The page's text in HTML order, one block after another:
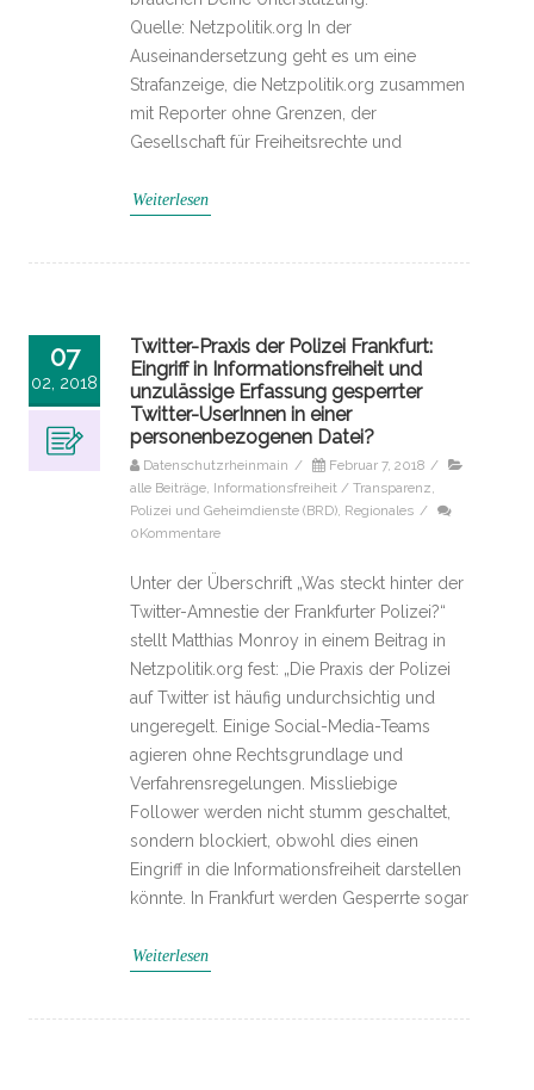
Quelle: Netzpolitik.org In der
Auseinandersetzung geht es um eine
Strafanzeige, die Netzpolitik.org zusammen
mit Reporter ohne Grenzen, der
Gesellschaft für Freiheitsrechte und
Weiterlesen
07
02, 2018
Twitter-Praxis der Polizei Frankfurt:
Eingriff in Informationsfreiheit und
unzulässige Erfassung gesperrter
Twitter-UserInnen in einer
personenbezogenen Datei?
Datenschutzrheinmain / Februar 7, 2018 /
alle Beiträge, Informationsfreiheit / Transparenz,
Polizei und Geheimdienste (BRD), Regionales /
0Kommentare
Unter der Überschrift „Was steckt hinter der
Twitter-Amnestie der Frankfurter Polizei?“
stellt Matthias Monroy in einem Beitrag in
Netzpolitik.org fest: „Die Praxis der Polizei
auf Twitter ist häufig undurchsichtig und
ungeregelt. Einige Social-Media-Teams
agieren ohne Rechtsgrundlage und
Verfahrensregelungen. Missliebige
Follower werden nicht stumm geschaltet,
sondern blockiert, obwohl dies einen
Eingriff in die Informationsfreiheit darstellen
könnte. In Frankfurt werden Gesperrte sogar
Weiterlesen